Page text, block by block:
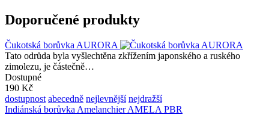
Doporučené produkty
Čukotská borůvka AURORA
Tato odrůda byla vyšlechtěna zkřížením japonského a ruského
zimolezu, je částečně…
Dostupné
190 Kč
dostupnost abecedně nejlevnější nejdražší
Indiánská borůvka Amelanchier AMELA PBR